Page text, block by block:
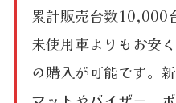
累計販売台数10,000
未使用車よりもお安
の購入が可能です。